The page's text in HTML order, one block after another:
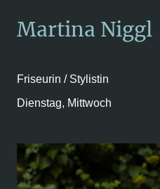
Martina Niggl
Friseurin / Stylistin
Dienstag, Mittwoch